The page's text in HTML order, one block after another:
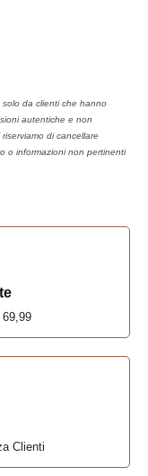
da clienti che hanno
autentiche e non
di cancellare
o informazioni non pertinenti
Clienti